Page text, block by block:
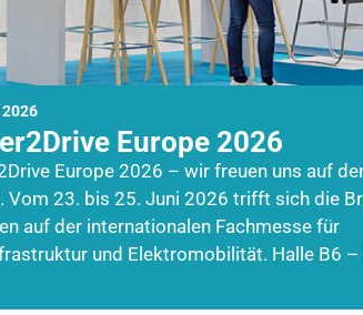
Europe 2026
Europe 2026 – wir freuen uns auf
Vom 23. bis 25. Juni 2026 trifft sich die
auf der internationalen Fachmesse für
und Elektromobilität. Halle B6 –